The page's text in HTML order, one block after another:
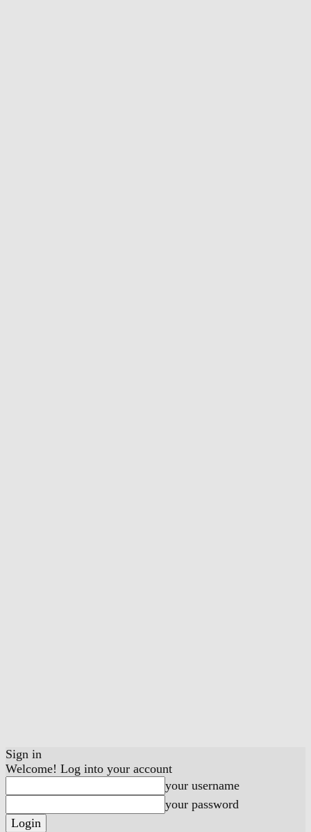
Sign in
Welcome! Log into your account
your username
your password